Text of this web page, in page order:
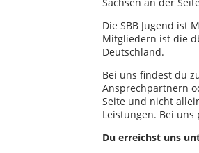
Die SBB Jugend ist
Mitgliedern ist die
Deutschland.
Bei uns findest du
Ansprechpartnern
Seite und nicht
Leistungen. Bei
Du erreichst uns